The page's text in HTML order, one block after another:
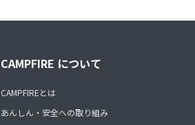
CAMPFIRE について
CAMPFIREとは
あんしん・安全への取り組み